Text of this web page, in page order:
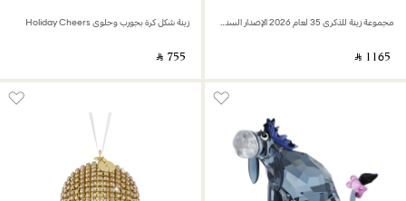
مجموعة زينة للذكرى 35 لعام 2026 الإصدار السنوي
‎ ⃁ ⁦1165⁩ ‎
زينة شكل كرة بجورب وحلوى Holiday Cheers
‎ ⃁ ⁦755⁩ ‎